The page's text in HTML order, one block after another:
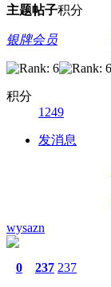
主题帖子积分
银牌会员
积分
1249
发消息
wysazn
0 237 237